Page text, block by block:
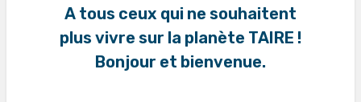
A tous ceux qui ne souhaitent
plus vivre sur la planète TAIRE !
Bonjour et bienvenue.